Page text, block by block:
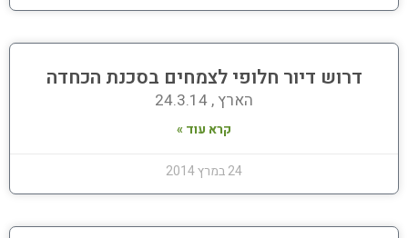
דרוש דיור חלופי לצמחים בסכנת הכחדה
הארץ , 24.3.14
קרא עוד »
24 במרץ 2014